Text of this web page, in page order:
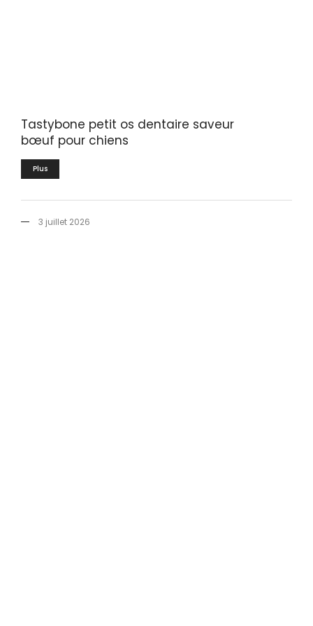
Tastybone petit os dentaire saveur
bœuf pour chiens
Plus
3 juillet 2026